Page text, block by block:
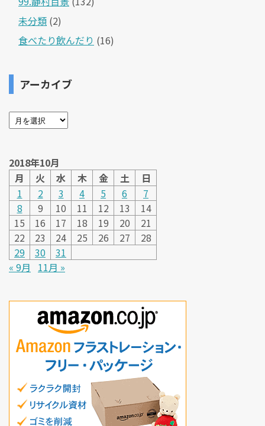
未分類 (2)
食べたり飲んだり (16)
アーカイブ
2018年10月
月
火 水 木 金 土
日
1
2 3 4 5 6
7
8
9 10 11 12 13
14
15
16 17 18 19 20
21
22
23 24 25 26 27
28
29
30
31
« 9月
11月 »